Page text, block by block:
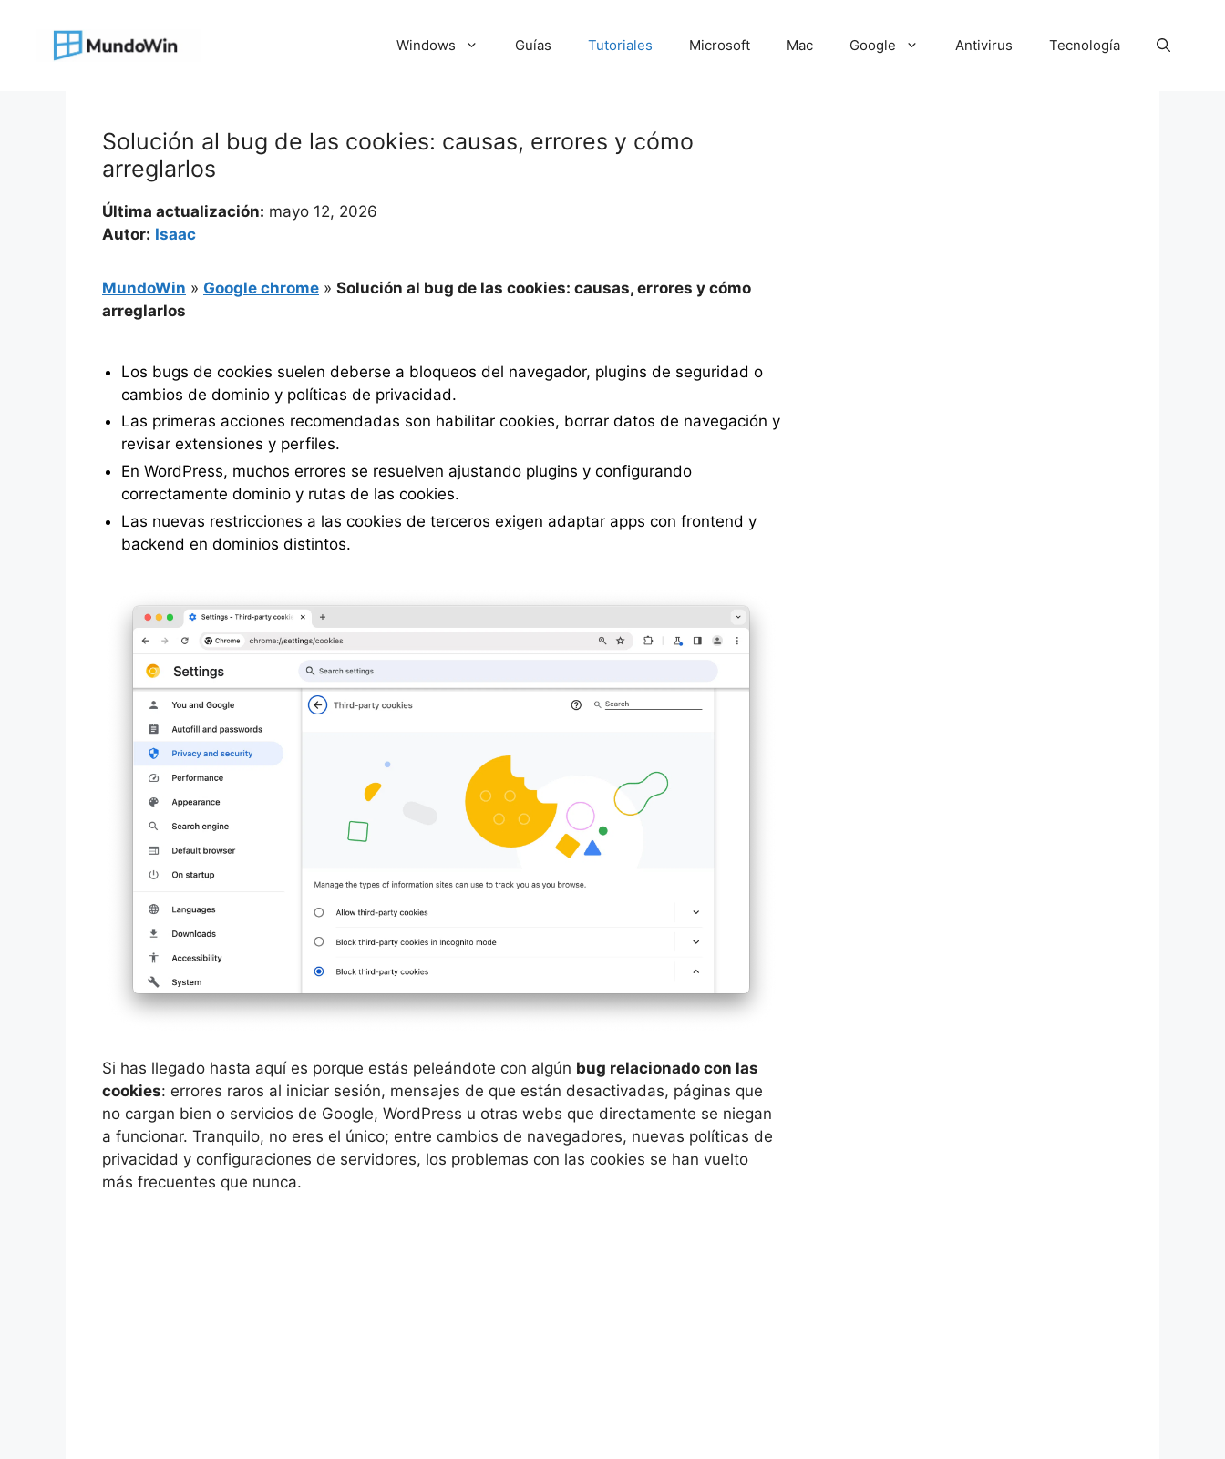
contenido
Windows Guías Tutoriales Microsoft Mac Google Antivirus Tecnología
Solución al bug de las cookies: causas, errores y cómo
arreglarlos
Última actualización: mayo 12, 2026
Autor: Isaac
MundoWin » Google chrome » Solución al bug de las cookies: causas, errores y cómo
arreglarlos
Los bugs de cookies suelen deberse a bloqueos del navegador, plugins de seguridad o
cambios de dominio y políticas de privacidad.
Las primeras acciones recomendadas son habilitar cookies, borrar datos de navegación y
revisar extensiones y perfiles.
En WordPress, muchos errores se resuelven ajustando plugins y configurando
correctamente dominio y rutas de las cookies.
Las nuevas restricciones a las cookies de terceros exigen adaptar apps con frontend y
backend en dominios distintos.
Si has llegado hasta aquí es porque estás peleándote con algún bug relacionado con las
cookies: errores raros al iniciar sesión, mensajes de que están desactivadas, páginas que
no cargan bien o servicios de Google, WordPress u otras webs que directamente se niegan
a funcionar. Tranquilo, no eres el único; entre cambios de navegadores, nuevas políticas de
privacidad y configuraciones de servidores, los problemas con las cookies se han vuelto
más frecuentes que nunca.